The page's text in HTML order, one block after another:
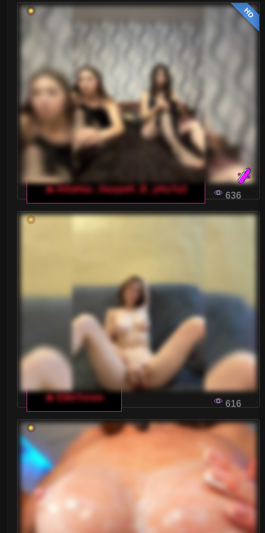
HD
🔥 AHaHac_HaxpeH_B_yHuTa3
636
🔥 EllieTonee
616